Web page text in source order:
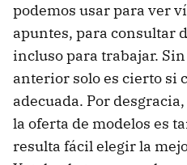
podemos usar para ver
apuntes, para consultar
incluso para trabajar.
anterior solo es cierto si
adecuada. Por
la oferta de modelos es
resulta fácil elegir la